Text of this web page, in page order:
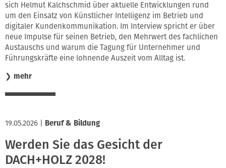
sich Helmut Kalchschmid über aktuelle Entwicklungen rund
um den Einsatz von Künstlicher Intelligenz im Betrieb und
digitaler Kundenkommunikation. Im Interview spricht er über
neue Impulse für seinen Betrieb, den Mehrwert des fachlichen
Austauschs und warum die Tagung für Unternehmer und
Führungskräfte eine lohnende Auszeit vom Alltag ist.
❯ mehr
19.05.2026 Beruf & Bildung
Werden Sie das Gesicht der
DACH+HOLZ 2028!